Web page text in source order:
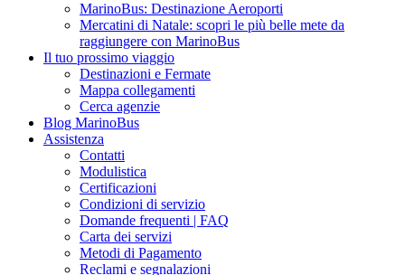
MarinoBus: Destinazione Aeroporti
Mercatini di Natale: scopri le più belle mete da
raggiungere con MarinoBus
Il tuo prossimo viaggio
Destinazioni e Fermate
Mappa collegamenti
Cerca agenzie
Blog MarinoBus
Assistenza
Contatti
Modulistica
Certificazioni
Condizioni di servizio
Domande frequenti | FAQ
Carta dei servizi
Metodi di Pagamento
Reclami e segnalazioni